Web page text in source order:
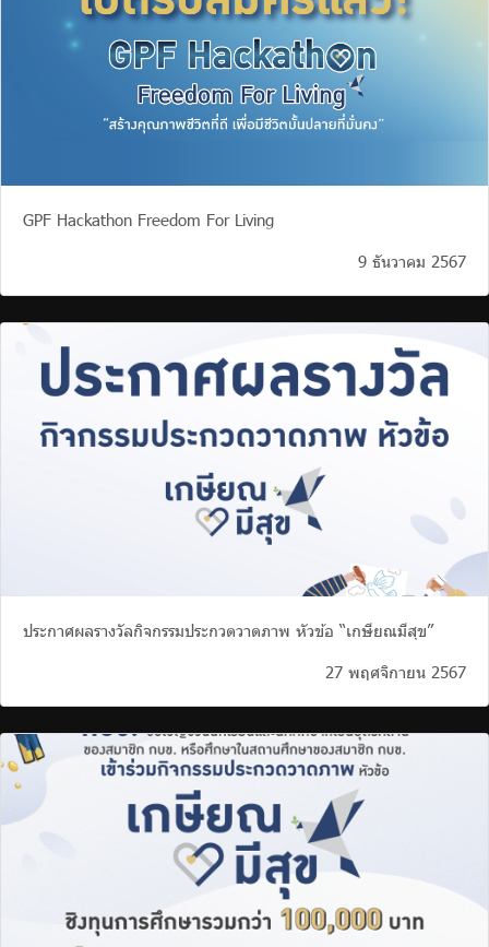
GPF Hackathon Freedom For Living
9 ธันวาคม 2567
ประกาศผลรางวัลกิจกรรมประกวดวาดภาพ หัวข้อ “เกษียณมีสุข”
27 พฤศจิกายน 2567